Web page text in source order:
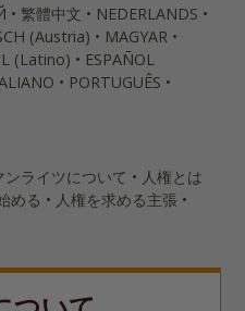
繁體中文
NEDERLANDS
(Austria)
MAGYAR
(Latino)
ESPAÑOL
PORTUGUÊS
ライツについて
人権とは
める
人権を求める主張